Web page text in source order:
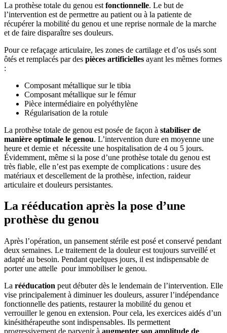
La prothèse totale du genou est fonctionnelle. Le but de
l’intervention est de permettre au patient ou à la patiente de
récupérer la mobilité du genou et une reprise normale de la marche
et de faire disparaître ses douleurs.
Pour ce refaçage articulaire, les zones de cartilage et d’os usés sont
ôtés et remplacés par des pièces artificielles ayant les mêmes formes
:
Composant métallique sur le tibia
Composant métallique sur le fémur
Pièce intermédiaire en polyéthylène
Régularisation de la rotule
La prothèse totale de genou est posée de façon à stabiliser de
manière optimale le genou. L’intervention dure en moyenne une
heure et demie et nécessite une hospitalisation de 4 ou 5 jours.
Évidemment, même si la pose d’une prothèse totale du genou est
très fiable, elle n’est pas exempte de complications : usure des
matériaux et descellement de la prothèse, infection, raideur
articulaire et douleurs persistantes.
La rééducation après la pose d’une
prothèse du genou
Après l’opération, un pansement stérile est posé et conservé pendant
deux semaines. Le traitement de la douleur est toujours surveillé et
adapté au besoin. Pendant quelques jours, il est indispensable de
porter une attelle pour immobiliser le genou.
La rééducation peut débuter dès le lendemain de l’intervention. Elle
vise principalement à diminuer les douleurs, assurer l’indépendance
fonctionnelle des patients, restaurer la mobilité du genou et
verrouiller le genou en extension. Pour cela, les exercices aidés d’un
kinésithérapeuthe sont indispensables. Ils permettent